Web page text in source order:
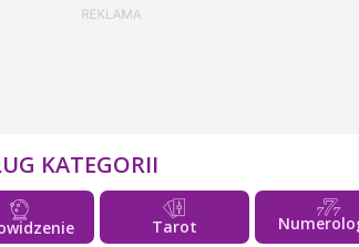
KATEGORII
Tarot